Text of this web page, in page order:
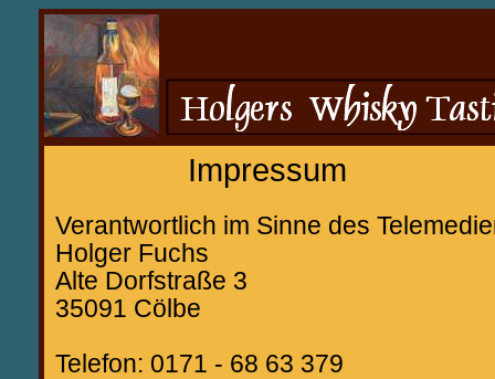
Impressum
Verantwortlich im Sinne des
Holger Fuchs
Alte Dorfstraße 3
35091 Cölbe
Telefon: 0171 - 68 63 379